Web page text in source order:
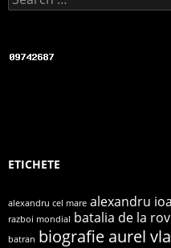
ETICHETE
alexandru cel mare alexandru
razboi mondial batalia de la
batran biografie aurel